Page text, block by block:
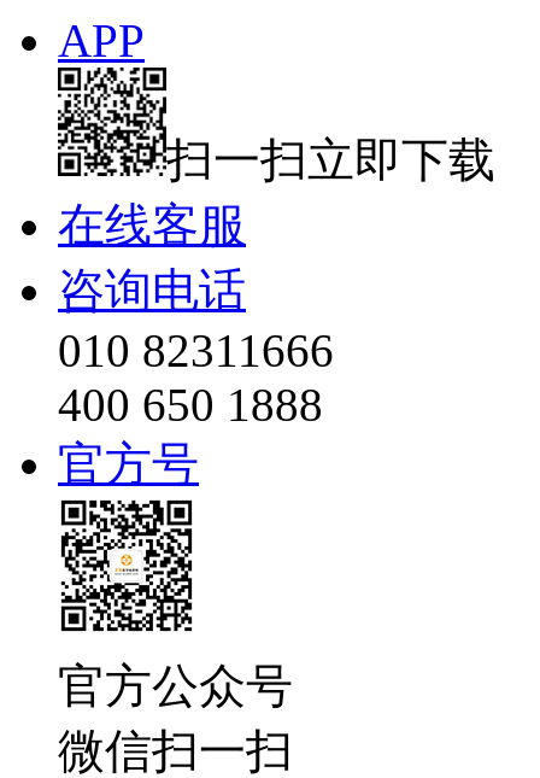
APP
扫一扫立即下载
在线客服
咨询电话
010 82311666
400 650 1888
官方号
官方公众号
微信扫一扫